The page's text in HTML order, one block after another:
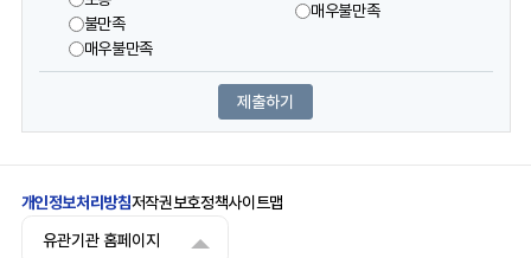
불만족
매우불만족
매우불만족
개인정보처리방침저작권보호정책사이트맵
유관기관 홈페이지